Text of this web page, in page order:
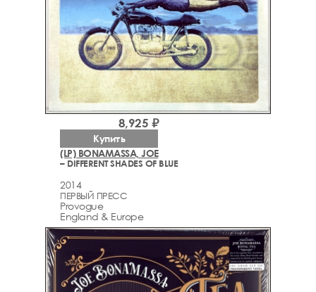
(LP) BONAMASSA, JOE
– DIFFERENT SHADES OF BLUE
2014
ПЕРВЫЙ ПРЕСС
Provogue
England & Europe
8,925 ₽
Купить